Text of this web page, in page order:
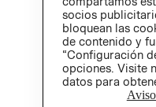
socios
bloquean las
de contenido y
“Configuración
opciones. Visite
datos para